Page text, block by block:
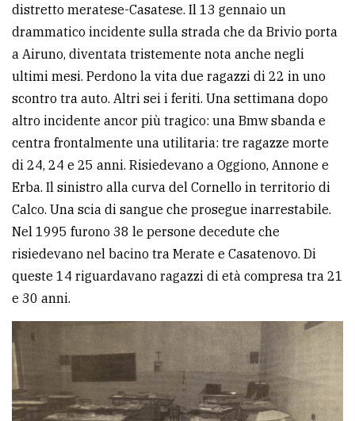
distretto meratese-Casatese. Il 13 gennaio un
drammatico incidente sulla strada che da Brivio porta
a Airuno, diventata tristemente nota anche negli
ultimi mesi. Perdono la vita due ragazzi di 22 in uno
scontro tra auto. Altri sei i feriti. Una settimana dopo
altro incidente ancor più tragico: una Bmw sbanda e
centra frontalmente una utilitaria: tre ragazze morte
di 24, 24 e 25 anni. Risiedevano a Oggiono, Annone e
Erba. Il sinistro alla curva del Cornello in territorio di
Calco. Una scia di sangue che prosegue inarrestabile.
Nel 1995 furono 38 le persone decedute che
risiedevano nel bacino tra Merate e Casatenovo. Di
queste 14 riguardavano ragazzi di età compresa tra 21
e 30 anni.